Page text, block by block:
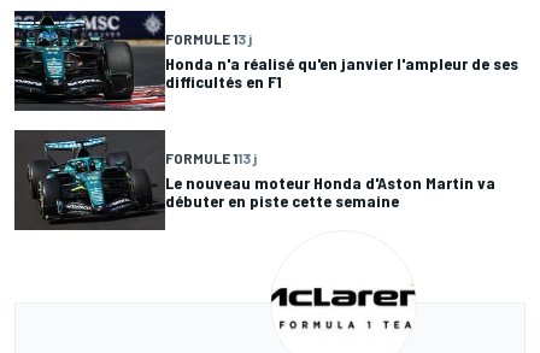
FORMULE 13 j
Honda n'a réalisé qu'en janvier l'ampleur de ses
difficultés en F1
FORMULE 113 j
Le nouveau moteur Honda d'Aston Martin va
débuter en piste cette semaine